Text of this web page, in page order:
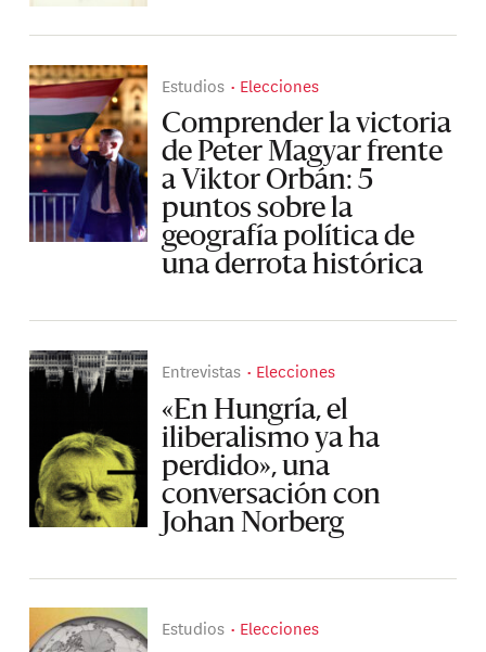
Estudios Elecciones
Comprender la victoria
de Peter Magyar frente
a Viktor Orbán: 5
puntos sobre la
geografía política de
una derrota histórica
Entrevistas Elecciones
«En Hungría, el
iliberalismo ya ha
perdido», una
conversación con
Johan Norberg
Estudios Elecciones